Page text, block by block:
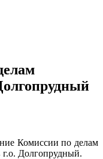
Комиссии по делам
Долгопрудный.